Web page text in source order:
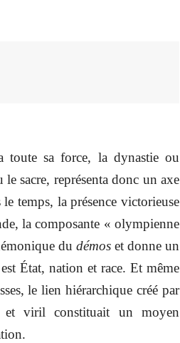
toute sa force, la dynastie ou
sacre, représenta donc un axe
temps, la présence victorieuse
la composante « olympienne
du démoset donne un
État, nation et race. Et même
le lien hiérarchique créé par
et viril constituait un moyen